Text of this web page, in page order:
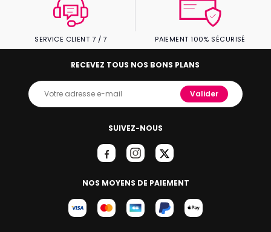
SERVICE CLIENT 7 / 7 PAIEMENT 100% SÉCURISÉ
SUIVEZ-NOUS
NOS MOYENS DE PAIEMENT
RECEVEZ TOUS NOS BONS PLANS
Valider